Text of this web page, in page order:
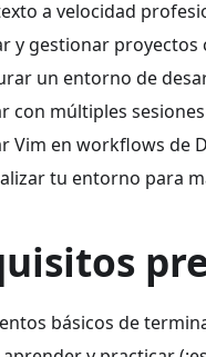
a velocidad
y gestionar
un entorno de
con múltiples
Vim en workflows de
tu entorno para
básicos de